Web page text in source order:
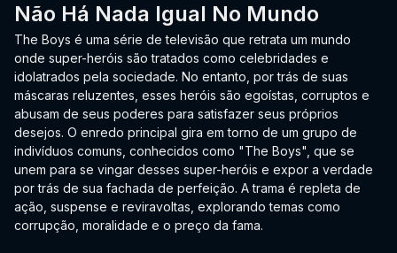
Não Há Nada Igual No Mundo
The Boys é uma série de televisão que retrata um mundo
onde super-heróis são tratados como celebridades e
idolatrados pela sociedade. No entanto, por trás de suas
máscaras reluzentes, esses heróis são egoístas, corruptos e
abusam de seus poderes para satisfazer seus próprios
desejos. O enredo principal gira em torno de um grupo de
indivíduos comuns, conhecidos como "The Boys", que se
unem para se vingar desses super-heróis e expor a verdade
por trás de sua fachada de perfeição. A trama é repleta de
ação, suspense e reviravoltas, explorando temas como
corrupção, moralidade e o preço da fama.